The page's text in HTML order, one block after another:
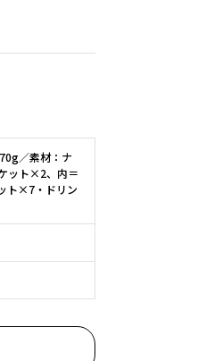
／素材：ナ
ット×2、内＝
ト×7・ドリン